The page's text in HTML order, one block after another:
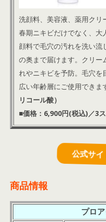
洗顔料、美容液、薬用クリ
春期ニキビだけでなく、大
顔料で毛穴の汚れを洗い
の奥まで届けます。クリー
れやニキビを予防。毛穴を
広い年齢層にご使用できま
リコール酸）
■価格：6,900円(税込)／3
公式サ
商品情報
プロ